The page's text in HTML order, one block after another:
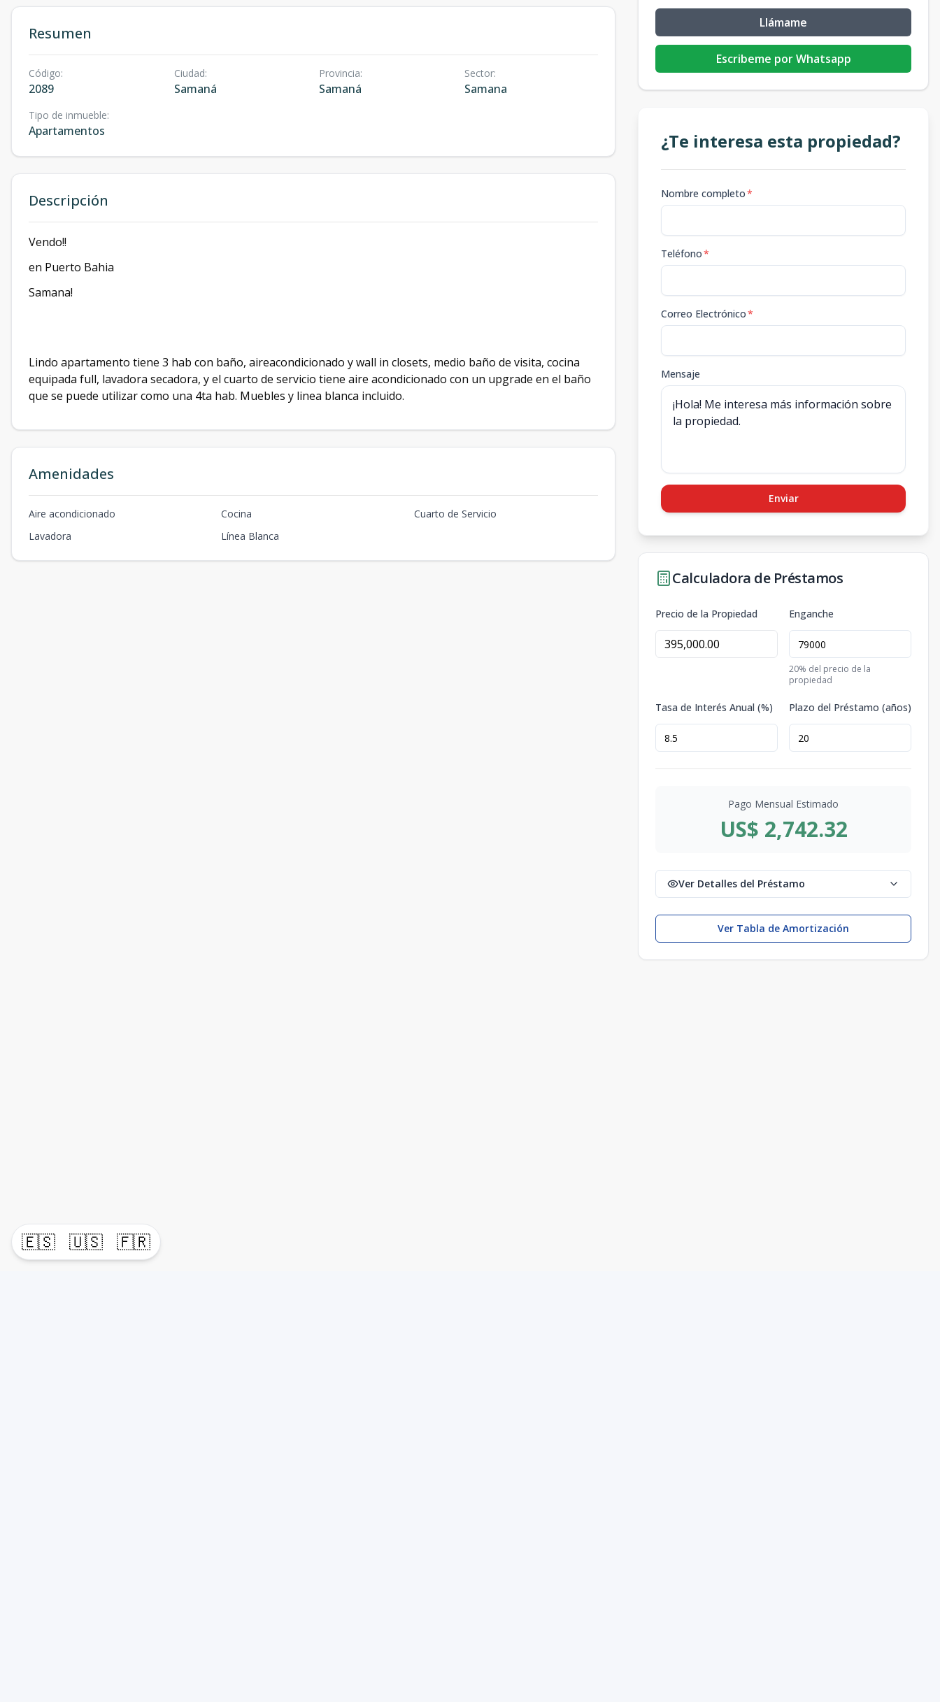
🇪🇸 🇺🇸 🇫🇷
Resumen
Código:
2089
Ciudad:
Samaná
Provincia:
Samaná
Sector:
Samana
Tipo de inmueble:
Apartamentos
Descripción
Vendo!!
en Puerto Bahia
Samana!
Lindo apartamento tiene 3 hab con baño, aireacondicionado y wall in closets, medio baño de visita, cocina
equipada full, lavadora secadora, y el cuarto de servicio tiene aire acondicionado con un upgrade en el baño
que se puede utilizar como una 4ta hab. Muebles y linea blanca incluido.
Amenidades
Aire acondicionado Cocina
Cuarto de Servicio
Lavadora
Línea Blanca
Llámame
Escribeme por Whatsapp
¿Te interesa esta propiedad?
Nombre completo*
Teléfono*
Correo Electrónico*
Mensaje
Enviar
Calculadora de Préstamos
Precio de la Propiedad Enganche
20% del precio de la
propiedad
Tasa de Interés Anual (%) Plazo del Préstamo (años)
Pago Mensual Estimado
US$ 2,742.32
Ver Detalles del Préstamo
Ver Tabla de Amortización